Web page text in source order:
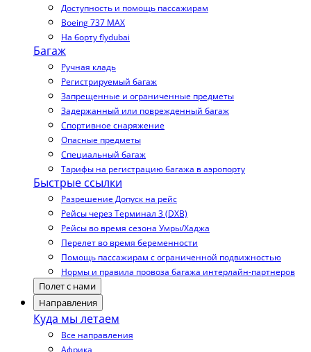
Доступность и помощь пассажирам
Boeing 737 MAX
На борту flydubai
Багаж
Ручная кладь
Регистрируемый багаж
Запрещенные и ограниченные предметы
Задержанный или поврежденный багаж
Спортивное снаряжение
Опасные предметы
Специальный багаж
Тарифы на регистрацию багажа в аэропорту
Быстрые ссылки
Разрешение Допуск на рейс
Рейсы через Терминал 3 (DXB)
Рейсы во время сезона Умры/Хаджа
Перелет во время беременности
Помощь пассажирам с ограниченной подвижностью
Нормы и правила провоза багажа интерлайн-партнеров
Полет с нами
Направления
Куда мы летаем
Все направления
Африка